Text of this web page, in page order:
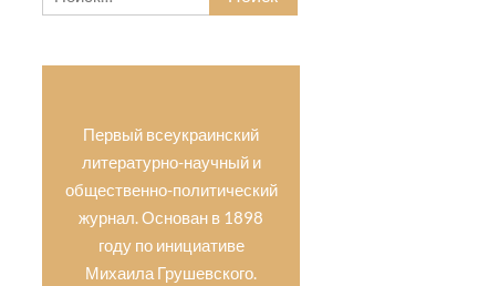
Первый всеукраинский
литературно-научный и
общественно-политический
журнал. Основан в 1898
году по инициативе
Михаила Грушевского.